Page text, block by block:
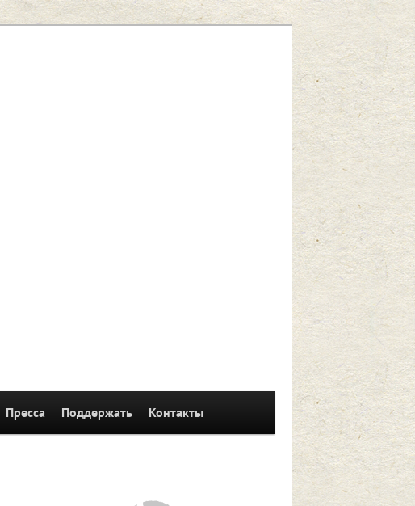
Пресса Поддержать Контакты